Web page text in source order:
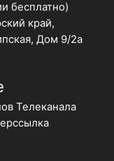
бесплатно)
край,
Дом 9/2а
Телеканала